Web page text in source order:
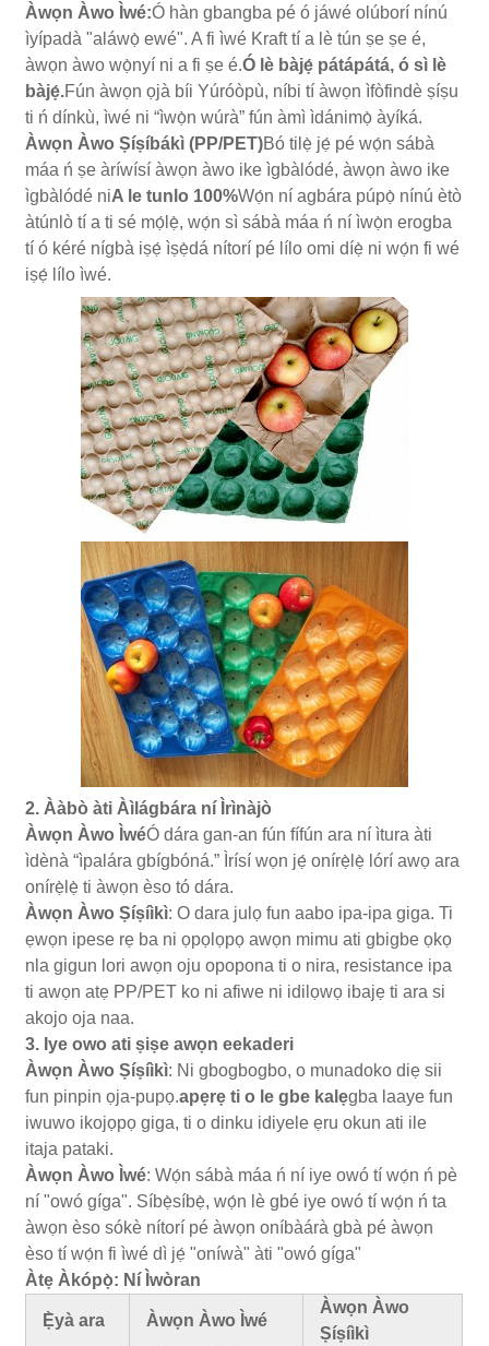
Àwọn Àwo Ìwé:Ó hàn gbangba pé ó jáwé olúborí nínú
ìyípadà "aláwọ̀ ewé". A fi ìwé Kraft tí a lè tún ṣe ṣe é,
àwọn àwo wọ̀nyí ni a fi ṣe é.Ó lè bàjẹ́ pátápátá, ó sì lè
bàjẹ́.Fún àwọn ọjà bíi Yúróòpù, níbi tí àwọn ìfòfindè ṣíṣu
ti ń dínkù, ìwé ni “ìwọ̀n wúrà” fún àmì ìdánimọ̀ àyíká.
Àwọn Àwo Ṣíṣíbákì (PP/PET)Bó tilẹ̀ jẹ́ pé wọ́n sábà
máa ń ṣe àríwísí àwọn àwo ike ìgbàlódé, àwọn àwo ike
ìgbàlódé niA le tunlo 100%Wọ́n ní agbára púpọ̀ nínú ètò
àtúnlò tí a ti sé mọ́lẹ̀, wọ́n sì sábà máa ń ní ìwọ̀n erogba
tí ó kéré nígbà iṣẹ́ ìṣẹ̀dá nítorí pé lílo omi díẹ̀ ni wọ́n fi wé
iṣẹ́ lílo ìwé.
2. Ààbò àti Àìlágbára ní Ìrìnàjò
Àwọn Àwo ÌwéÓ dára gan-an fún fífún ara ní ìtura àti
ìdènà “ìpalára gbígbóná.” Ìrísí wọn jẹ́ onírẹ̀lẹ̀ lórí awọ ara
onírẹ̀lẹ̀ ti àwọn èso tó dára.
Àwọn Àwo Ṣíṣíìkì: O dara julọ fun aabo ipa-ipa giga. Ti
ẹwọn ipese rẹ ba ni ọpọlọpọ awọn mimu ati gbigbe ọkọ
nla gigun lori awọn oju opopona ti o nira, resistance ipa
ti awọn atẹ PP/PET ko ni afiwe ni idilọwọ ibajẹ ti ara si
akojo oja naa.
3. Iye owo ati ṣiṣe awọn eekaderi
Àwọn Àwo Ṣíṣíìkì: Ni gbogbogbo, o munadoko diẹ sii
fun pinpin ọja-pupọ.apẹrẹ ti o le gbe kalẹgba laaye fun
iwuwo ikojọpọ giga, ti o dinku idiyele ẹru okun ati ile
itaja pataki.
Àwọn Àwo Ìwé: Wọ́n sábà máa ń ní iye owó tí wọ́n ń pè
ní "owó gíga". Síbẹ̀síbẹ̀, wọ́n lè gbé iye owó tí wọ́n ń ta
àwọn èso sókè nítorí pé àwọn oníbàárà gbà pé àwọn
èso tí wọ́n fi ìwé dì jẹ́ "oníwà" àti "owó gíga"
Àtẹ Àkópọ̀: Ní Ìwòran
Ẹ̀yà ara Àwọn Àwo Ìwé
Àwọn Àwo
Ṣíṣíìkì